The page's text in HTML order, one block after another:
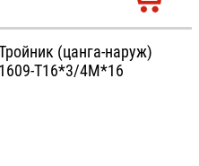
(цанга-наруж)
1609-Т16*3/4М*16